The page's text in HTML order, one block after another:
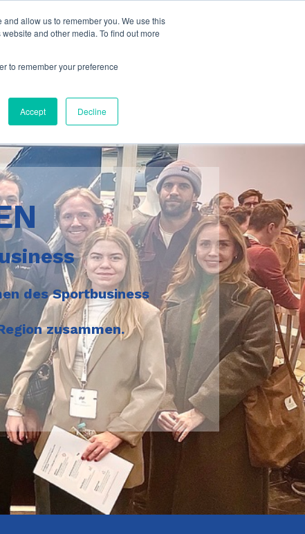
allow us to remember you. We use this
and other media. To find out more
to remember your preference
Accept Decline
des Sportbusiness
zusammen.